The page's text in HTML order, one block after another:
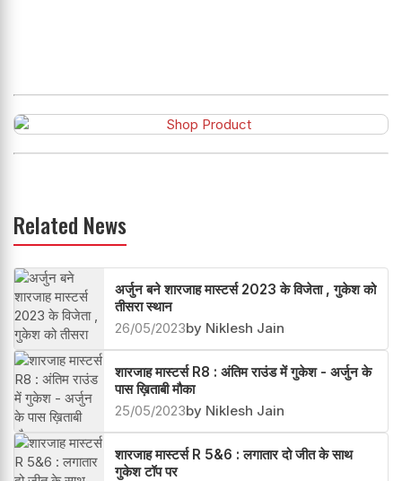
Related News
अर्जुन बने शारजाह मास्टर्स 2023 के विजेता , गुकेश को
तीसरा स्थान
26/05/2023by Niklesh Jain
शारजाह मास्टर्स R8 : अंतिम राउंड में गुकेश - अर्जुन के
पास ख़िताबी मौका
25/05/2023by Niklesh Jain
शारजाह मास्टर्स R 5&6 : लगातार दो जीत के साथ
गुकेश टॉप पर